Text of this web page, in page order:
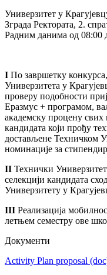
Универзитет у
Зграда Ректората, 2.
Радним данима од 08:00
I По завршетку
Универзитета у
проверу подобности
Еразмус + програмом,
академску процену
кандидата који прођу
достављене Техничком
номинације за
II Технички
селекцији кандидата
Универзитету у
III Реализација
летњем семестру ове
Документи
Activity Plan proposal